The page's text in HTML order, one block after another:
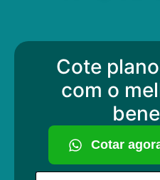
Cote
com o
Cotar